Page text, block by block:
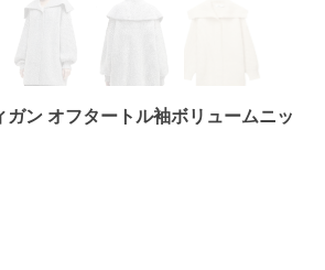
ガン オフタートル袖ボリュームニッ